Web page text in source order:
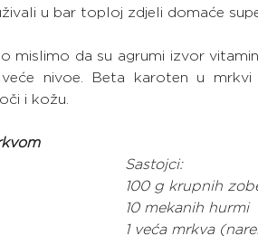
u bar toploj zdjeli domaće
mislimo da su agrumi izvor
nivoe. Beta karoten u
i kožu.
Sastojci:
100 g krupnih
10 mekanih hurmi
1 veća mrkva